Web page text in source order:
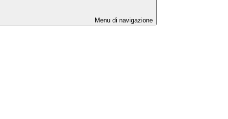
Menu di navigazione